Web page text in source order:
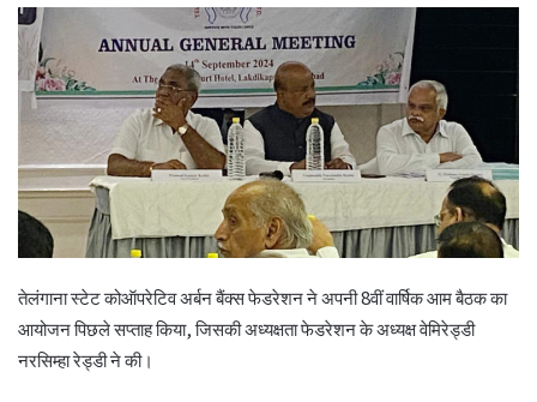
तेलंगाना स्टेट कोऑपरेटिव अर्बन बैंक्स फेडरेशन ने अपनी 8वीं वार्षिक आम बैठक का
आयोजन पिछले सप्ताह किया, जिसकी अध्यक्षता फेडरेशन के अध्यक्ष वेमिरेड्डी
नरसिम्हा रेड्डी ने की।